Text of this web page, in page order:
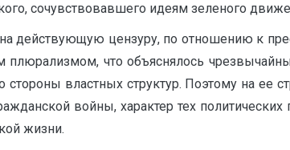
сочувствовавшего идеям зеленого
действующую цензуру, по отношению к
плюрализмом, что объяснялось
стороны властных структур. Поэтому на ее
войны, характер тех
жизни.